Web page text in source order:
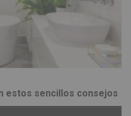
estos sencillos consejos